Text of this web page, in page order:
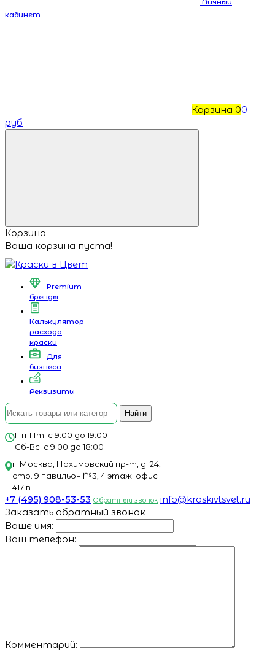
кабинет
Корзина 00
руб
Корзина
Ваша корзина пуста!
Premium
бренды
Калькулятор
расхода
краски
Для
бизнеса
Реквизиты
Найти
Пн-Пт: с 9:00 до 19:00
Сб-Вс: с 9:00 до 18:00
г. Москва, Нахимовский пр-т, д. 24,
стр. 9 павильон №3, 4 этаж. офис
417 в
+7 (495) 908-53-53 Обратный звонок info@kraskivtsvet.ru
Заказать обратный звонок
Ваше имя:
Ваш телефон:
Комментарий: